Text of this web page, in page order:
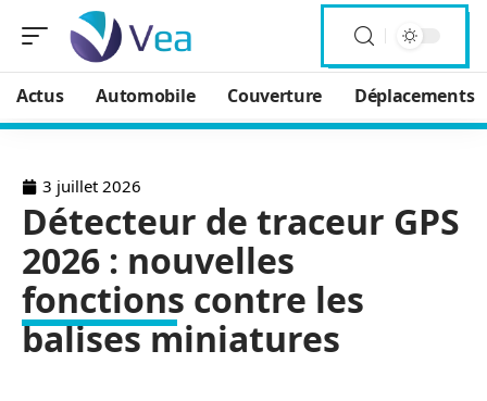
Actus Automobile Couverture Déplacements
3 juillet 2026
Détecteur de traceur GPS
2026 : nouvelles
fonctions contre les
balises miniatures